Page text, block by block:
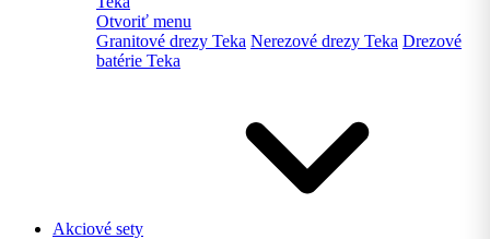
Otvoriť menu
Granitové drezy Teka Nerezové drezy Teka Drezové
batérie Teka
Akciové sety